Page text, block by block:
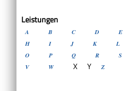
Leistungen
A B C D E
H
I J K L
O
P Q R S
V
W X Y Z